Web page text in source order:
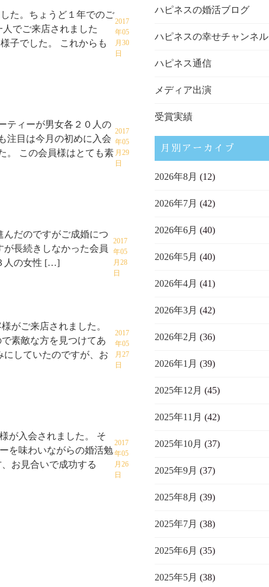
た。ちょうど１年でのご
でご来店されました
子でした。 これからも
2017
年05
月30
日
ティーが男女各２０人の
注目は今月の初めに入会
。 この会員様はとても素
2017
年05
月29
日
だのですがご成婚につ
長続きしなかった会員
人の女性 […]
2017
年05
月28
日
がご来店されました。
素敵な方を見つけてあ
していたのですが、お
2017
年05
月27
日
が入会されました。 そ
を味わいながらの婚活勉
お見合いで成功する
2017
年05
月26
日
ハピネスの婚活ブログ
ハピネスの幸せチャンネル
ハピネス通信
メディア出演
受賞実績
月別アーカイブ
2026年8月 (12)
2026年7月 (42)
2026年6月 (40)
2026年5月 (40)
2026年4月 (41)
2026年3月 (42)
2026年2月 (36)
2026年1月 (39)
2025年12月 (45)
2025年11月 (42)
2025年10月 (37)
2025年9月 (37)
2025年8月 (39)
2025年7月 (38)
2025年6月 (35)
2025年5月 (38)